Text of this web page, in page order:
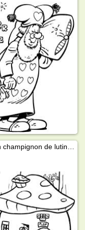
Maison champignon de lutin Plop